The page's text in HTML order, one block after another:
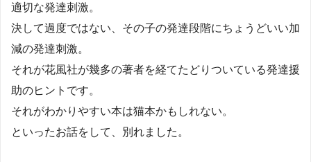
適切な発達刺激。
決して過度ではない、その子の発達段階にちょうどいい加
減の発達刺激。
それが花風社が幾多の著者を経てたどりついている発達援
助のヒントです。
それがわかりやすい本は猫本かもしれない。
といったお話をして、別れました。